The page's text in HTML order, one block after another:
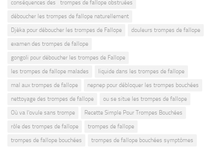
conséquences des trompes de fallope obstruées
déboucher les trompes de fallope naturellement
Djèka pour déboucher les trompes de Fallope
douleurs trompes de fallope
examen des trompes de fallope
gongoli pour déboucher les trompes de Fallope
les trompes de fallope malades
liquide dans les trompes de fallope
mal aux trompes de fallope
nepnep pour débloquer les trompes bouchées
nettoyage des trompes de fallope
ou se situe les trompes de fallope
Où va l'ovule sans trompe
Recette Simple Pour Trompes Bouchées
rôle des trompes de fallope
trompes de fallope
trompes de fallope bouchées
trompes de fallope bouchées symptômes